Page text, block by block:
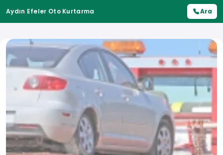
Aydın Efeler Oto Kurtarma Ara